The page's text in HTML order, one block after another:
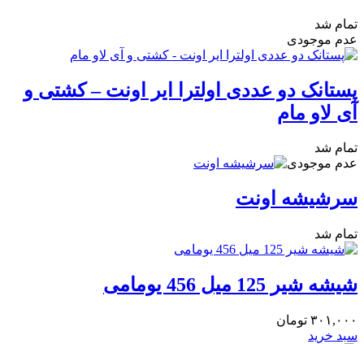
تمام شد
عدم موجودی
پستانک دو عددی اولترا ایر اونت – کشتی و
آی لاو مام
تمام شد
عدم موجودی
سرشیشه اونت
تمام شد
شیشه شیر 125 میل 456 یومامی
۳۰۱,۰۰۰ تومان
سبد خرید